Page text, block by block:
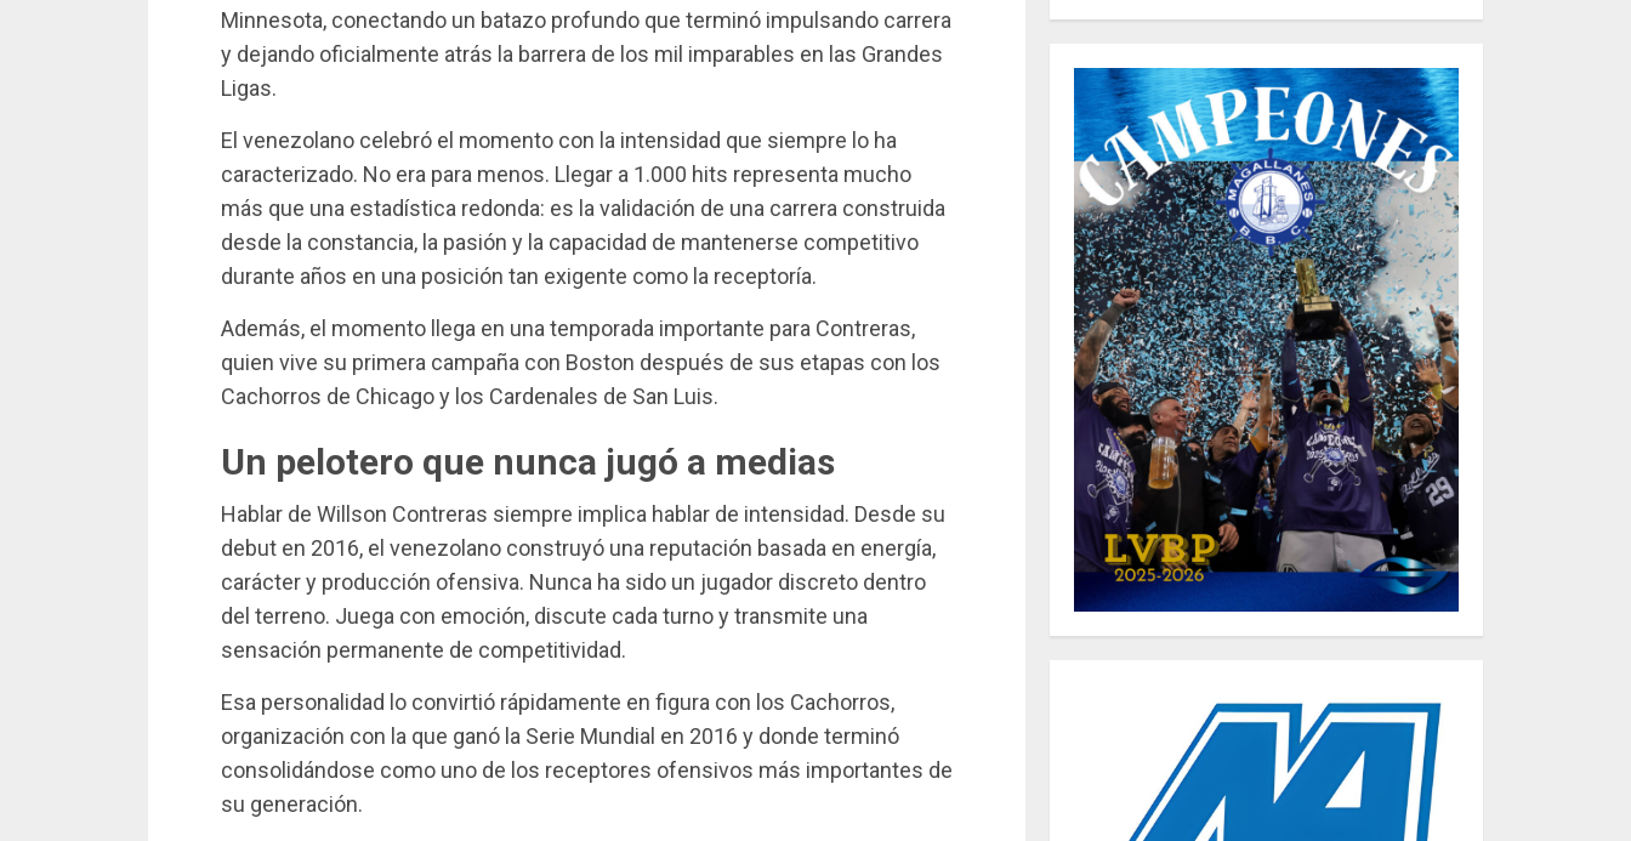
Minnesota, conectando un batazo profundo que terminó impulsando carrera
y dejando oficialmente atrás la barrera de los mil imparables en las Grandes
Ligas.
El venezolano celebró el momento con la intensidad que siempre lo ha
caracterizado. No era para menos. Llegar a 1.000 hits representa mucho
más que una estadística redonda: es la validación de una carrera construida
desde la constancia, la pasión y la capacidad de mantenerse competitivo
durante años en una posición tan exigente como la receptoría.
Además, el momento llega en una temporada importante para Contreras,
quien vive su primera campaña con Boston después de sus etapas con los
Cachorros de Chicago y los Cardenales de San Luis.
Un pelotero que nunca jugó a medias
Hablar de Willson Contreras siempre implica hablar de intensidad. Desde su
debut en 2016, el venezolano construyó una reputación basada en energía,
carácter y producción ofensiva. Nunca ha sido un jugador discreto dentro
del terreno. Juega con emoción, discute cada turno y transmite una
sensación permanente de competitividad.
Esa personalidad lo convirtió rápidamente en figura con los Cachorros,
organización con la que ganó la Serie Mundial en 2016 y donde terminó
consolidándose como uno de los receptores ofensivos más importantes de
su generación.